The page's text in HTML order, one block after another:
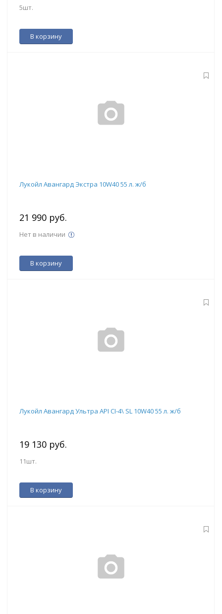
5шт.
В корзину
Лукойл Авангард Экстра 10W40 55 л. ж/б
21 990 руб.
Нет в наличии
В корзину
Лукойл Авангард Ультра API CI-4\ SL 10W40 55 л. ж/б
19 130 руб.
11шт.
В корзину